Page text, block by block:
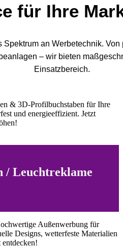
für Ihre
Spektrum an Werbetechnik.
– wir bieten
Einsatzbereich.
& 3D-Profilbuchstaben für Ihre
und energieeffizient. Jetzt
/ Leuchtreklame
Außenwerbung für
Designs, wetterfeste Materialien